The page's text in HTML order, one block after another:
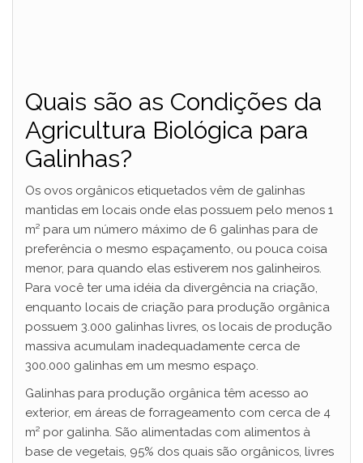
Quais são as Condições da
Agricultura Biológica para
Galinhas?
Os ovos orgânicos etiquetados vêm de galinhas
mantidas em locais onde elas possuem pelo menos 1
m² para um número máximo de 6 galinhas para de
preferência o mesmo espaçamento, ou pouca coisa
menor, para quando elas estiverem nos galinheiros.
Para você ter uma idéia da divergência na criação,
enquanto locais de criação para produção orgânica
possuem 3.000 galinhas livres, os locais de produção
massiva acumulam inadequadamente cerca de
300.000 galinhas em um mesmo espaço.
Galinhas para produção orgânica têm acesso ao
exterior, em áreas de forrageamento com cerca de 4
m² por galinha. São alimentadas com alimentos à
base de vegetais, 95% dos quais são orgânicos, livres